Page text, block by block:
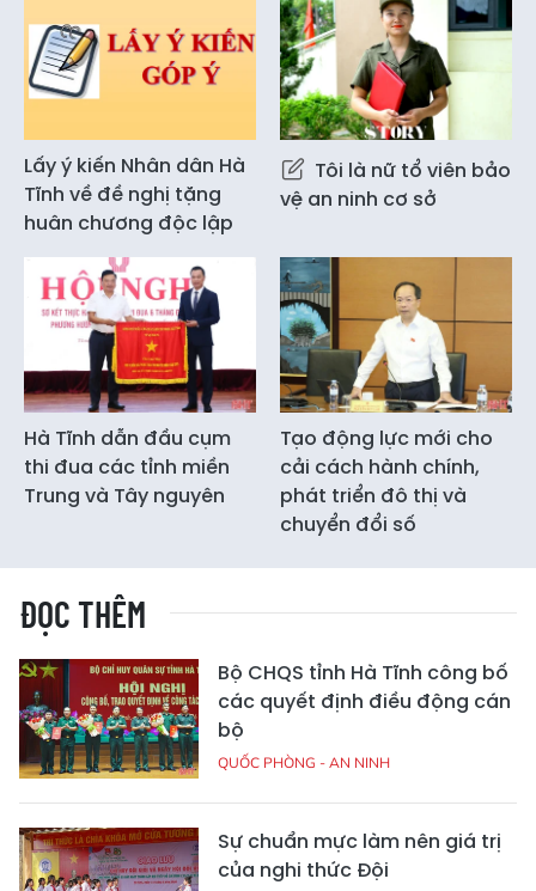
Lấy ý kiến Nhân dân Hà
Tĩnh về đề nghị tặng
huân chương độc lập
Tôi là nữ tổ viên bảo
vệ an ninh cơ sở
Hà Tĩnh dẫn đầu cụm
thi đua các tỉnh miền
Trung và Tây nguyên
Tạo động lực mới cho
cải cách hành chính,
phát triển đô thị và
chuyển đổi số
ĐỌC THÊM
Bộ CHQS tỉnh Hà Tĩnh công bố
các quyết định điều động cán
bộ
QUỐC PHÒNG - AN NINH
Sự chuẩn mực làm nên giá trị
của nghi thức Đội